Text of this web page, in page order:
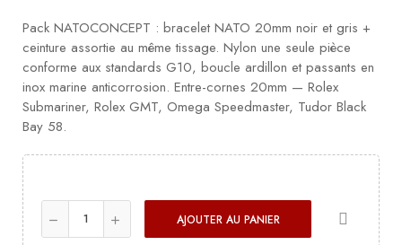
Pack NATOCONCEPT : bracelet NATO 20mm noir et gris +
ceinture assortie au même tissage. Nylon une seule pièce
conforme aux standards G10, boucle ardillon et passants en
inox marine anticorrosion. Entre-cornes 20mm — Rolex
Submariner, Rolex GMT, Omega Speedmaster, Tudor Black
Bay 58.
AJOUTER AU PANIER